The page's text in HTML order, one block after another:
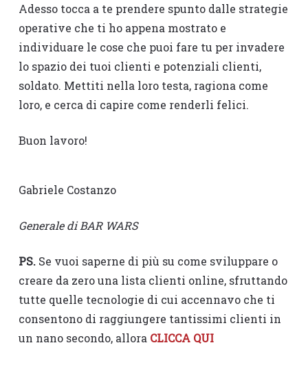
Adesso tocca a te prendere spunto dalle strategie
operative che ti ho appena mostrato e
individuare le cose che puoi fare tu per invadere
lo spazio dei tuoi clienti e potenziali clienti,
soldato. Mettiti nella loro testa, ragiona come
loro, e cerca di capire come renderli felici.
Buon lavoro!
Gabriele Costanzo
Generale di BAR WARS
PS.Se vuoi saperne di più su come sviluppare o
creare da zero una lista clienti online, sfruttando
tutte quelle tecnologie di cui accennavo che ti
consentono di raggiungere tantissimi clienti in
un nano secondo, allora CLICCA QUI